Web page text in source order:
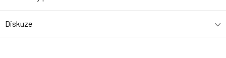
Diskuze